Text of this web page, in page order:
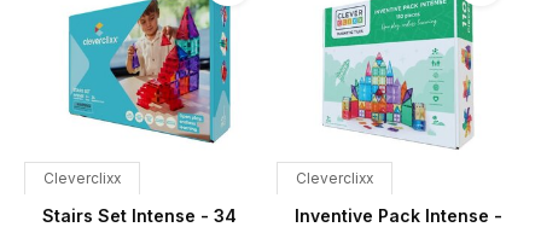
Cleverclixx
Stairs Set Intense - 34
Cleverclixx
Inventive Pack Intense -